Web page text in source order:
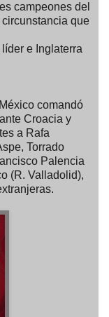
campeones del
que
e Inglaterra
comandó
Croacia y
a Rafa
Torrado
Palencia
(R. Valladolid),